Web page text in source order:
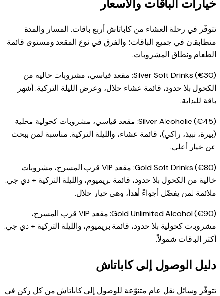
خيارات الباقات والأسعار
تتوفّر في رحلة العشاء من كاباتاش أربع باقات. المسار والمدة
متطابقان في جميع الباقات؛ والفرق في نوع المقعد ومستوى قائمة
الطعام ونطاق المشروبات.
Silver Soft Drinks (€30): مقعد قياسي، مشروبات خالية من
الكحول بلا حدود، قائمة عشاء حلال، وعرض الليلة التركية. أشهر
باقة للبداية.
Silver Alcoholic (€45): مقعد قياسي، مشروبات كحولية محلية
(بيرة، نبيذ، راكي)، قائمة عشاء، والليلة التركية. مناسبة لمن يبحث
عن خيار أعلى.
Gold Soft Drinks (€80): مقعد VIP قرب المسرح، مشروبات
خالية من الكحول بلا حدود، قائمة بريميوم، والليلة التركية + دي جي.
ملائمة لمن يفضّل أجواءً أهدأ، وهي خيار حلال.
Gold Unlimited Alcohol (€90): مقعد VIP قرب المسرح،
مشروبات كحولية بلا حدود، قائمة بريميوم، والليلة التركية + دي جي.
أكثر الباقات شمولاً.
دليل الوصول إلى كاباتاش
تتوفّر وسائل نقل عام متنوّعة للوصول إلى كاباتاش من كل ركن في